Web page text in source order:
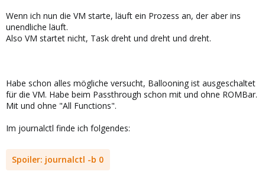
Wenn ich nun die VM starte, läuft ein Prozess an, der aber ins
unendliche läuft.
Also VM startet nicht, Task dreht und dreht und dreht.
Habe schon alles mögliche versucht, Ballooning ist ausgeschaltet
für die VM. Habe beim Passthrough schon mit und ohne ROMBar.
Mit und ohne "All Functions".
Im journalctl finde ich folgendes:
Spoiler: journalctl -b 0